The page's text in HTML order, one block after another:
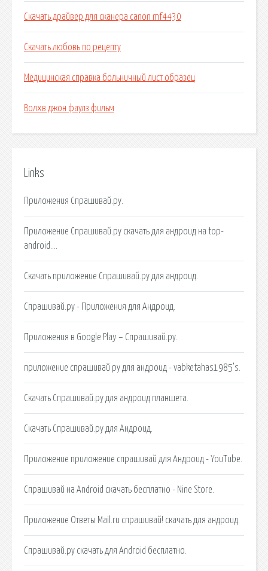
Скачать драйвер для сканера canon mf4430
Скачать любовь по рецепту
Медицинская справка больничный лист образец
Волхв джон фаулз фильм
Links
Приложения Спрашивай.ру.
Приложение Спрашивай.ру скачать для андроид на top-
android….
Скачать приложение Спрашивай.ру для андроид.
Спрашивай.ру - Приложения для Андроид.
Приложения в Google Play – Спрашивай.ру.
приложение спрашивай ру для андроид - vabketahas1985’s.
Скачать Спрашивай.ру для андроид планшета.
Скачать Спрашивай.ру для Андроид.
Приложение приложение спрашивай для Андроид - YouTube.
Спрашивай на Android скачать бесплатно - Nine Store.
Приложение Ответы Mail.ru спрашивай! скачать для андроид.
Спрашивай.ру скачать для Android бесплатно.